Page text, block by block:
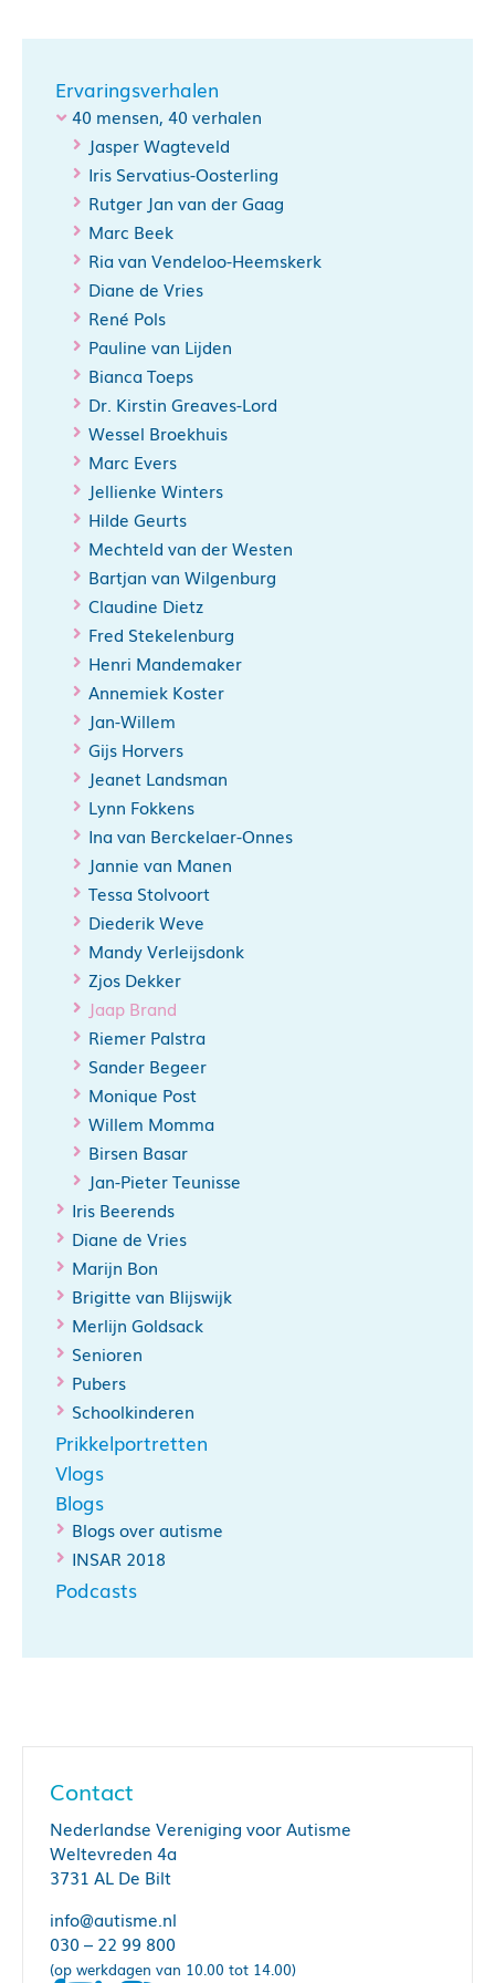
Ervaringsverhalen
40 mensen, 40 verhalen
Jasper Wagteveld
Iris Servatius-Oosterling
Rutger Jan van der Gaag
Marc Beek
Ria van Vendeloo-Heemskerk
Diane de Vries
René Pols
Pauline van Lijden
Bianca Toeps
Dr. Kirstin Greaves-Lord
Wessel Broekhuis
Marc Evers
Jellienke Winters
Hilde Geurts
Mechteld van der Westen
Bartjan van Wilgenburg
Claudine Dietz
Fred Stekelenburg
Henri Mandemaker
Annemiek Koster
Jan-Willem
Gijs Horvers
Jeanet Landsman
Lynn Fokkens
Ina van Berckelaer-Onnes
Jannie van Manen
Tessa Stolvoort
Diederik Weve
Mandy Verleijsdonk
Zjos Dekker
Jaap Brand
Riemer Palstra
Sander Begeer
Monique Post
Willem Momma
Birsen Basar
Jan-Pieter Teunisse
Iris Beerends
Diane de Vries
Marijn Bon
Brigitte van Blijswijk
Merlijn Goldsack
Senioren
Pubers
Schoolkinderen
Prikkelportretten
Vlogs
Blogs
Blogs over autisme
INSAR 2018
Podcasts
Contact
Nederlandse Vereniging voor Autisme
Weltevreden 4a
3731 AL De Bilt
info@autisme.nl
030 – 22 99 800
(op werkdagen van 10.00 tot 14.00)